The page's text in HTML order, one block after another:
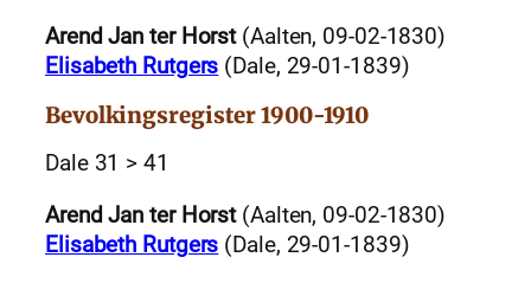
Arend Jan ter Horst(Aalten, 09-02-1830)
Elisabeth Rutgers (Dale, 29-01-1839)
Bevolkingsregister 1900-1910
Dale 31 > 41
Arend Jan ter Horst(Aalten, 09-02-1830)
Elisabeth Rutgers (Dale, 29-01-1839)